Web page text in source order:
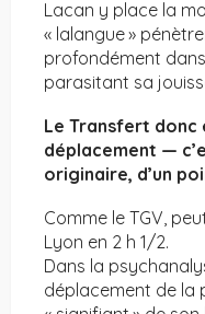
Lacan y place la
« lalangue »
profondément
parasitant sa
Le Transfert donc
déplacement —
originaire, d’un
Comme le TGV,
Lyon en 2 h 1/2.
Dans la
déplacement de la